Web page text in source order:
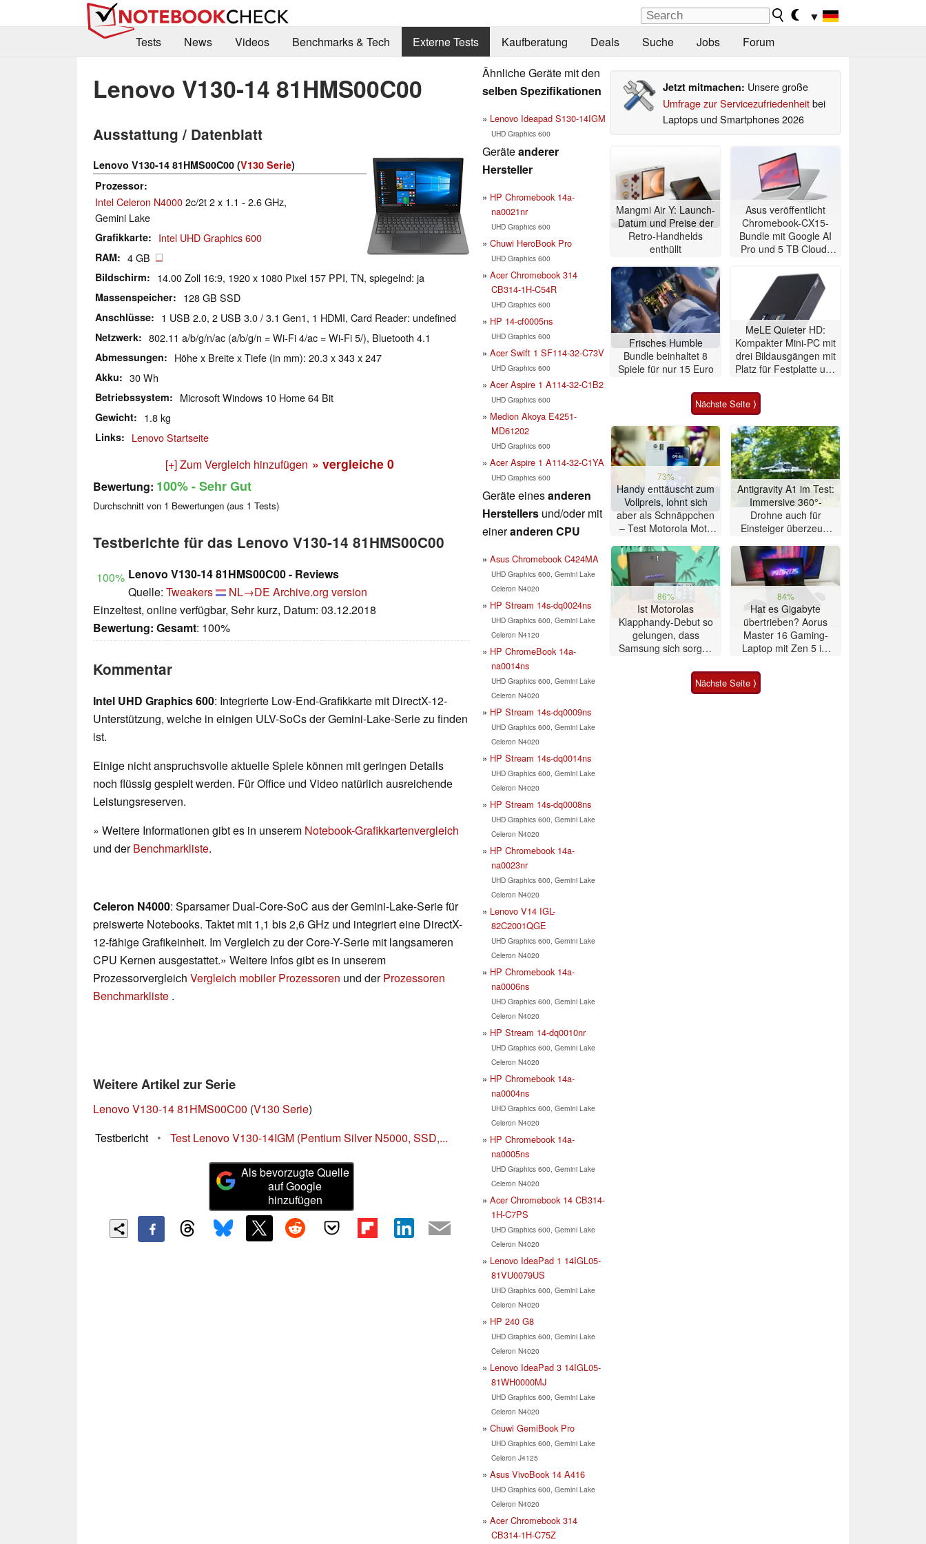
▼
Tests
News Videos Benchmarks & Tech Externe Tests Kaufberatung Deals Suche Jobs Forum
Lenovo V130-14 81HMS00C00
Ausstattung / Datenblatt
Lenovo V130-14 81HMS00C00 (V130 Serie)
Prozessor
Intel Celeron N40002c/2t 2 x 1.1 - 2.6 GHz,
Gemini Lake
Grafikkarte Intel UHD Graphics 600
RAM 4 GB
Bildschirm 14.00 Zoll 16:9, 1920 x 1080 Pixel 157 PPI, TN, spiegelnd: ja
Massenspeicher 128 GB SSD
Anschlüsse 1 USB 2.0, 2 USB 3.0 / 3.1 Gen1, 1 HDMI, Card Reader: undefined
Netzwerk 802.11 a/b/g/n/ac (a/b/g/n = Wi-Fi 4/ac = Wi-Fi 5/), Bluetooth 4.1
Abmessungen Höhe x Breite x Tiefe (in mm): 20.3 x 343 x 247
Akku 30 Wh
Betriebssystem Microsoft Windows 10 Home 64 Bit
Gewicht 1.8 kg
Links Lenovo Startseite
[+] Zum Vergleich hinzufügen » vergleiche 0
Bewertung: 100%- Sehr Gut
Durchschnitt von 1 Bewertungen (aus 1 Tests)
Testberichte für das Lenovo V130-14 81HMS00C00
100% Lenovo V130-14 81HMS00C00 - Reviews
Quelle: Tweakers NL→DE Archive.org version
Einzeltest, online verfügbar, Sehr kurz, Datum: 03.12.2018
Bewertung: Gesamt: 100%
Kommentar
Intel UHD Graphics 600: Integrierte Low-End-Grafikkarte mit DirectX-12-
Unterstützung, welche in einigen ULV-SoCs der Gemini-Lake-Serie zu finden
ist.
Einige nicht anspruchsvolle aktuelle Spiele können mit geringen Details
noch flüssig gespielt werden. Für Office und Video natürlich ausreichende
Leistungsreserven.
» Weitere Informationen gibt es in unserem Notebook-Grafikkartenvergleich
und derBenchmarkliste.
Celeron N4000: Sparsamer Dual-Core-SoC aus der Gemini-Lake-Serie für
preiswerte Notebooks. Taktet mit 1,1 bis 2,6 GHz und integriert eine DirectX-
12-fähige Grafikeinheit. Im Vergleich zu der Core-Y-Serie mit langsameren
CPU Kernen ausgestattet.» Weitere Infos gibt es in unserem
Prozessorvergleich Vergleich mobiler Prozessoren und derProzessoren
Benchmarkliste .
Weitere Artikel zur Serie
Lenovo V130-14 81HMS00C00 (V130 Serie)
Testbericht
• Test Lenovo V130-14IGM (Pentium Silver N5000, SSD,...
Als bevorzugte Quelle
auf Google
hinzufügen
Ähnliche Geräte mit den
selben Spezifikationen
Lenovo Ideapad S130-14IGM
UHD Graphics 600
Geräteanderer
Hersteller
HP Chromebook 14a-
na0021nr
UHD Graphics 600
Chuwi HeroBook Pro
UHD Graphics 600
Acer Chromebook 314
CB314-1H-C54R
UHD Graphics 600
HP 14-cf0005ns
UHD Graphics 600
Acer Swift 1 SF114-32-C73V
UHD Graphics 600
Acer Aspire 1 A114-32-C1B2
UHD Graphics 600
Medion Akoya E4251-
MD61202
UHD Graphics 600
Acer Aspire 1 A114-32-C1YA
UHD Graphics 600
Geräte einesanderen
Herstellers und/oder mit
eineranderen CPU
Asus Chromebook C424MA
UHD Graphics 600, Gemini Lake
Celeron N4020
HP Stream 14s-dq0024ns
UHD Graphics 600, Gemini Lake
Celeron N4120
HP ChromeBook 14a-
na0014ns
UHD Graphics 600, Gemini Lake
Celeron N4020
HP Stream 14s-dq0009ns
UHD Graphics 600, Gemini Lake
Celeron N4020
HP Stream 14s-dq0014ns
UHD Graphics 600, Gemini Lake
Celeron N4020
HP Stream 14s-dq0008ns
UHD Graphics 600, Gemini Lake
Celeron N4020
HP Chromebook 14a-
na0023nr
UHD Graphics 600, Gemini Lake
Celeron N4020
Lenovo V14 IGL-
82C2001QGE
UHD Graphics 600, Gemini Lake
Celeron N4020
HP Chromebook 14a-
na0006ns
UHD Graphics 600, Gemini Lake
Celeron N4020
HP Stream 14-dq0010nr
UHD Graphics 600, Gemini Lake
Celeron N4020
HP Chromebook 14a-
na0004ns
UHD Graphics 600, Gemini Lake
Celeron N4020
HP Chromebook 14a-
na0005ns
UHD Graphics 600, Gemini Lake
Celeron N4020
Acer Chromebook 14 CB314-
1H-C7PS
UHD Graphics 600, Gemini Lake
Celeron N4020
Lenovo IdeaPad 1 14IGL05-
81VU0079US
UHD Graphics 600, Gemini Lake
Celeron N4020
HP 240 G8
UHD Graphics 600, Gemini Lake
Celeron N4020
Lenovo IdeaPad 3 14IGL05-
81WH0000MJ
UHD Graphics 600, Gemini Lake
Celeron N4020
Chuwi GemiBook Pro
UHD Graphics 600, Gemini Lake
Celeron J4125
Asus VivoBook 14 A416
UHD Graphics 600, Gemini Lake
Celeron N4020
Acer Chromebook 314
CB314-1H-C75Z
Jetzt mitmachen: Unsere große
Umfrage zur Servicezufriedenheitbei
Laptops und Smartphones 2026
Mangmi Air Y: Launch-
Datum und Preise der
Retro-Handhelds
enthüllt
Asus veröffentlicht
Chromebook-CX15-
Bundle mit Google AI
Pro und 5 TB Cloud-
Frisches Humble
Bundle beinhaltet 8
Spiele für nur 15 Euro
MeLE Quieter HD:
Kompakter Mini-PC mit
drei Bildausgängen mit
Platz für Festplatte und
Nächste Seite ⟩
73%
Handy enttäuscht zum
Vollpreis, lohnt sich
aber als Schnäppchen
– Test Motorola Moto
Antigravity A1 im Test:
Immersive 360°-
Drohne auch für
Einsteiger überzeugt
86%
Ist Motorolas
Klapphandy-Debut so
gelungen, dass
Samsung sich sorgen
Smartphone im Test
84%
Hat es Gigabyte
übertrieben? Aorus
Master 16 Gaming-
Laptop mit Zen 5 im
Nächste Seite ⟩